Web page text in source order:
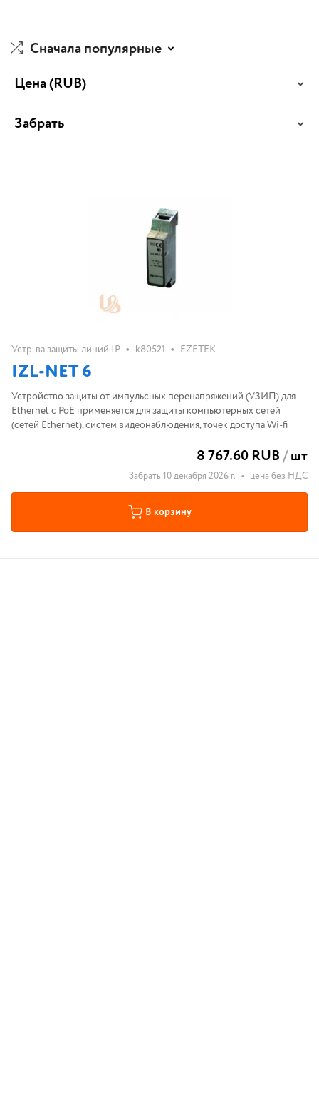
Сначала популярные
Цена(RUB)
Забрать
Устр-ва защиты линий IP • k80521 • EZETEK
IZL-NET 6
Устройство защиты от импульсных перенапряжений (УЗИП) для
Ethernet с PoE применяется для защиты компьютерных сетей
(сетей Ethernet), систем видеонаблюдения, точек доступа Wi-fi
8 767.60 RUB/шт
Забрать 10 декабря 2026 г. • цена без НДС
В корзину